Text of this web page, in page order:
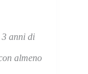
3 anni di
almeno